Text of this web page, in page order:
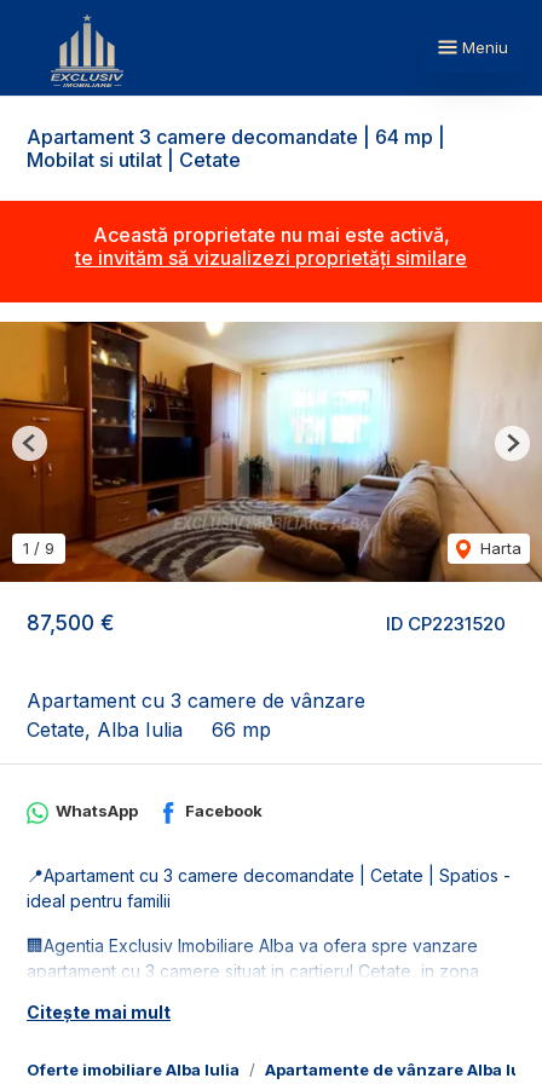
Meniu
Apartament 3 camere decomandate | 64 mp |
Mobilat si utilat | Cetate
Această proprietate nu mai este activă,
te invităm să vizualizezi proprietăți similare
ID CP2231520
87,500 €
Apartament cu 3 camere de vânzare
Cetate, Alba Iulia
66 mp
1 / 9 Harta
Previous
Oferte imobiliare Alba Iulia Apartamente de vânzare Alba Iulia
WhatsApp Facebook
📍Apartament cu 3 camere decomandate | Cetate | Spatios -
ideal pentru familii
🏢Agentia Exclusiv Imobiliare Alba va ofera spre vanzare
apartament cu 3 camere situat in cartierul Cetate, in zona
- 1 living;
Citește mai mult